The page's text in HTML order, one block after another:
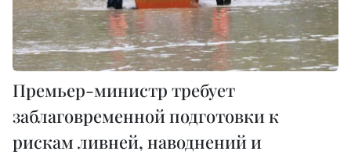
Премьер-министр требует
заблаговременной подготовки к
рискам ливней, наводнений и